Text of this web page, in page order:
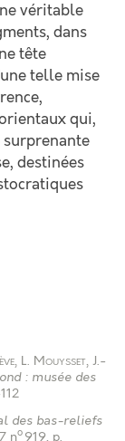
véritable
dans
tête
telle mise
qui,
destinées
, L. Mouysset, J.-
: musée des
des bas-reliefs
no 919, p.